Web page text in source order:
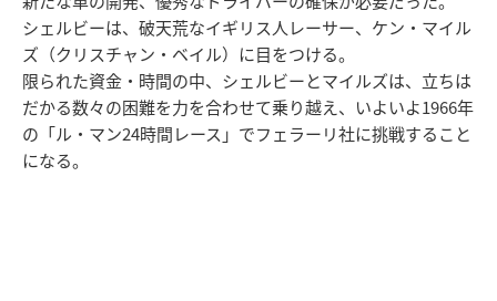
シェルビーは、破天荒なイギリス人レーサー、ケン・マイル
ズ（クリスチャン・ベイル）に目をつける。
限られた資金・時間の中、シェルビーとマイルズは、立ちは
だかる数々の困難を力を合わせて乗り越え、いよいよ1966年
の「ル・マン24時間レース」でフェラーリ社に挑戦すること
になる。